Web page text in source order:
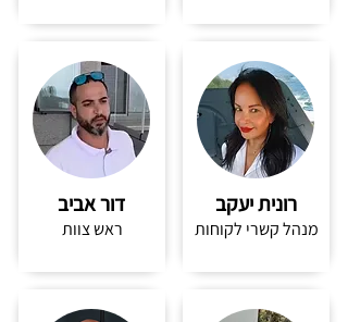
רונית יעקב
מנהל קשרי לקוחות
דור אביב
ראש צוות